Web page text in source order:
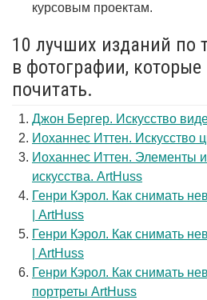
курсовым проектам.
10 лучших изданий по
в фотографии,
почитать.
Джон Бергер. Искусство
Иоханнес Иттен. Искусство
Иоханнес Иттен. Элементы
искусства. ArtHuss
Генри Кэрол. Как снимать
| ArtHuss
Генри Кэрол. Как снимать
| ArtHuss
Генри Кэрол. Как снимать
портреты ArtHuss